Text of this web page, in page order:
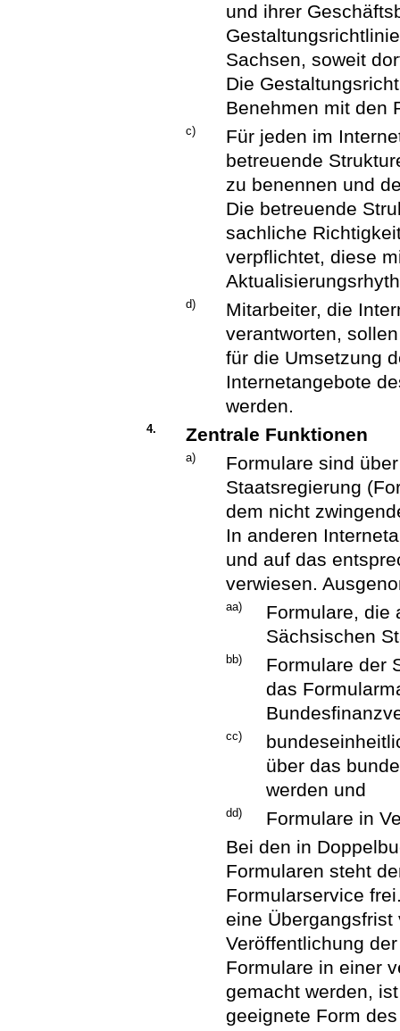
und ihrer
Sachsen, soweit
Die
Benehmen mit den
c)
Für jeden im
betreuende
zu benennen und
Die betreuende
sachliche
verpflichtet, diese
d)
Mitarbeiter, die
verantworten,
für die Umsetzung
Internetangebote
werden.
4. Zentrale Funktionen
a)
Formulare sind
Staatsregierung
dem nicht
In anderen
und auf das
verwiesen.
aa)
Formulare, die
Sächsischen
bb)
Formulare der
das
cc)
über das
werden und
dd)
Formulare in
Bei den in
Formularen steht
Formularservice
eine
Veröffentlichung
Formulare in einer
gemacht werden,
geeignete Form